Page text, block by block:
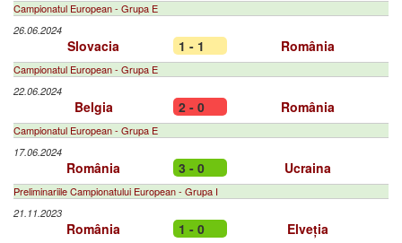
Campionatul European - Grupa E
26.06.2024
Slovacia 1 - 1 România
Campionatul European - Grupa E
22.06.2024
Belgia 2 - 0 România
Campionatul European - Grupa E
17.06.2024
România 3 - 0 Ucraina
Preliminariile Campionatului European - Grupa I
21.11.2023
România 1 - 0 Elveția